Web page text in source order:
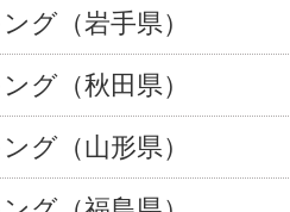
グ（岩手県）
グ（秋田県）
グ（山形県）